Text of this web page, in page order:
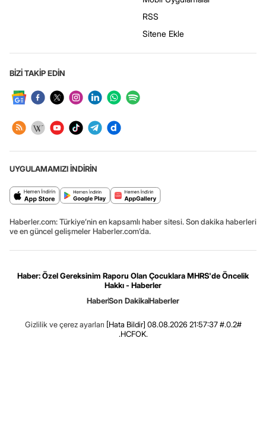
RSS
Sitene Ekle
BİZİ TAKİP EDİN
UYGULAMAMIZI İNDİRİN
Haberler.com: Türkiye’nin en kapsamlı haber sitesi. Son dakika haberleri
ve en güncel gelişmeler Haberler.com’da.
Haber: Özel Gereksinim Raporu Olan Çocuklara MHRS'de Öncelik
Hakkı - Haberler
HaberSon DakikaHaberler
Gizlilik ve çerez ayarları [Hata Bildir] 08.08.2026 21:57:37 #.0.2#
.HCFOK.